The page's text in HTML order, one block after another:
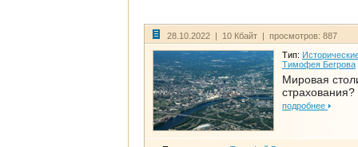
28.10.2022 | 10 Кбайт | просмотров: 887
Тип:
Тимофея Бегрова
Мировая
страхования?
подробнее